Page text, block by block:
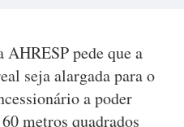
AHRESP pede que a
seja alargada para o
a poder
metros quadrados